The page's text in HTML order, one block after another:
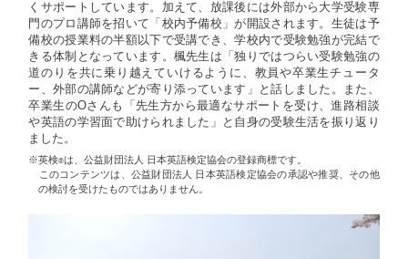
くサポートしています。加えて、放課後には外部から大学受験専
門のプロ講師を招いて「校内予備校」が開設されます。生徒は予
備校の授業料の半額以下で受講でき、学校内で受験勉強が完結で
きる体制となっています。楓先生は「独りではつらい受験勉強の
道のりを共に乗り越えていけるように、教員や卒業生チュータ
ー、外部の講師などが寄り添っています」と話しました。また、
卒業生のOさんも「先生方から最適なサポートを受け、進路相談
や英語の学習面で助けられました」と自身の受験生活を振り返り
ました。
※英検®は、公益財団法人 日本英語検定協会の登録商標です。
このコンテンツは、公益財団法人 日本英語検定協会の承認や推奨、その他
の検討を受けたものではありません。